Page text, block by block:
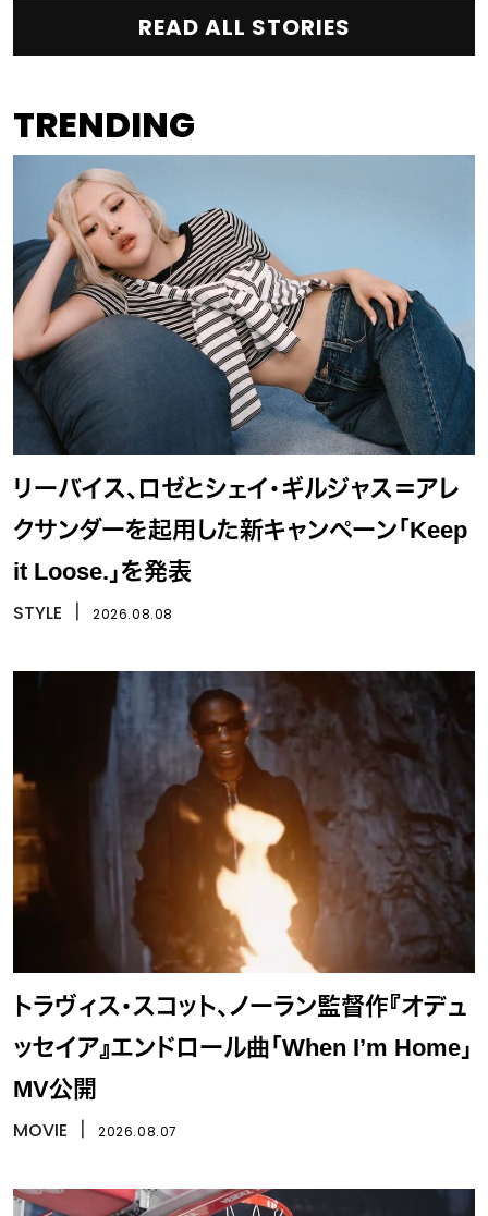
READ ALL STORIES
TRENDING
リーバイス、ロゼとシェイ・ギルジャス＝アレ
クサンダーを起用した新キャンペーン「Keep
it Loose.」を発表
STYLE 2026.08.08
トラヴィス・スコット、ノーラン監督作『オデュ
ッセイア』エンドロール曲「When I’m Home」
MV公開
MOVIE 2026.08.07